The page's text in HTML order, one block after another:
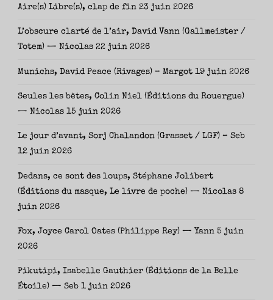
Aire(s) Libre(s), clap de fin 23 juin 2026
L’obscure clarté de l’air, David Vann (Gallmeister /
Totem) — Nicolas 22 juin 2026
Munichs, David Peace (Rivages) – Margot 19 juin 2026
Seules les bêtes, Colin Niel (Éditions du Rouergue)
— Nicolas 15 juin 2026
Le jour d’avant, Sorj Chalandon (Grasset / LGF) – Seb
12 juin 2026
Dedans, ce sont des loups, Stéphane Jolibert
(Éditions du masque, Le livre de poche) — Nicolas 8
juin 2026
Fox, Joyce Carol Oates (Philippe Rey) — Yann 5 juin
2026
Pikutipi, Isabelle Gauthier (Éditions de la Belle
Étoile) — Seb 1 juin 2026